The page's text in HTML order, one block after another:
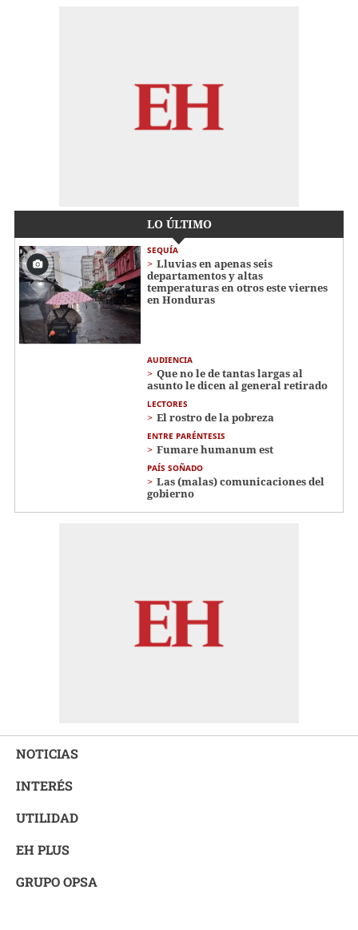
LO ÚLTIMO
SEQUÍA
Lluvias en apenas seis
departamentos y altas
temperaturas en otros este viernes
en Honduras
AUDIENCIA
Que no le de tantas largas al
asunto le dicen al general retirado
LECTORES
El rostro de la pobreza
ENTRE PARÉNTESIS
Fumare humanum est
PAÍS SOÑADO
Las (malas) comunicaciones del
gobierno
NOTICIAS
INTERÉS
UTILIDAD
EH PLUS
GRUPO OPSA